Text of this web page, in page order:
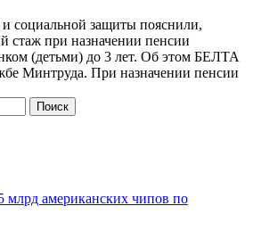
социальной защиты пояснили,
стаж при назначении пенсии
(детьми) до 3 лет. Об этом БЕЛТА
Минтруда. При назначении пенсии
млрд американских чипов по